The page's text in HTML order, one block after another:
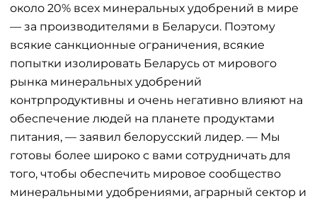
около 20% всех минеральных удобрений в мире
— за производителями в Беларуси. Поэтому
всякие санкционные ограничения, всякие
попытки изолировать Беларусь от мирового
рынка минеральных удобрений
контрпродуктивны и очень негативно влияют на
обеспечение людей на планете продуктами
питания, — заявил белорусский лидер. — Мы
готовы более широко с вами сотрудничать для
того, чтобы обеспечить мировое сообщество
минеральными удобрениями, аграрный сектор и